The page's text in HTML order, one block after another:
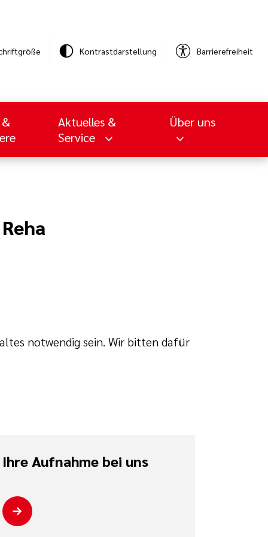
Kontrastdarstellung Barrierefreiheit
Aktuelles &
Service
Über uns
notwendig sein. Wir bitten dafür
Ihre Aufnahme bei uns